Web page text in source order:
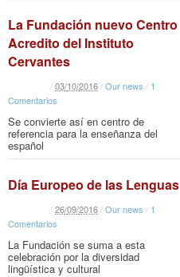
La Fundación nuevo Centro
Acredito del Instituto
Cervantes
/03/10/2016/Our news / 1
Comentarios
Se convierte así en centro de
referencia para la enseñanza del
español
Día Europeo de las Lenguas
/26/09/2016/Our news / 1
Comentarios
La Fundación se suma a esta
celebración por la diversidad
lingüística y cultural